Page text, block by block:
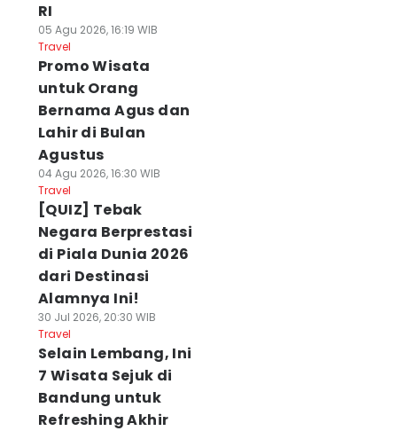
RI
05 Agu 2026, 16:19 WIB
Travel
Promo Wisata
untuk Orang
Bernama Agus dan
Lahir di Bulan
Agustus
04 Agu 2026, 16:30 WIB
Travel
[QUIZ] Tebak
Negara Berprestasi
di Piala Dunia 2026
dari Destinasi
Alamnya Ini!
30 Jul 2026, 20:30 WIB
Travel
Selain Lembang, Ini
7 Wisata Sejuk di
Bandung untuk
Refreshing Akhir